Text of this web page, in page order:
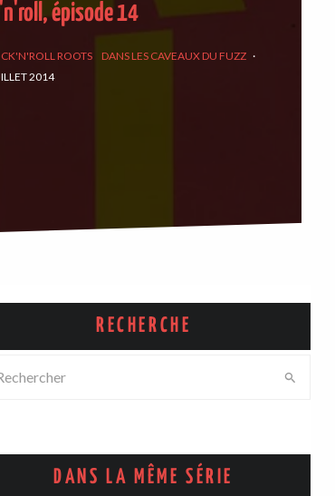
épisode 14
ROOTS DANS LES CAVEAUX DU FUZZ ·
2014
RECHERCHE
DANS LA MÊME SÉRIE